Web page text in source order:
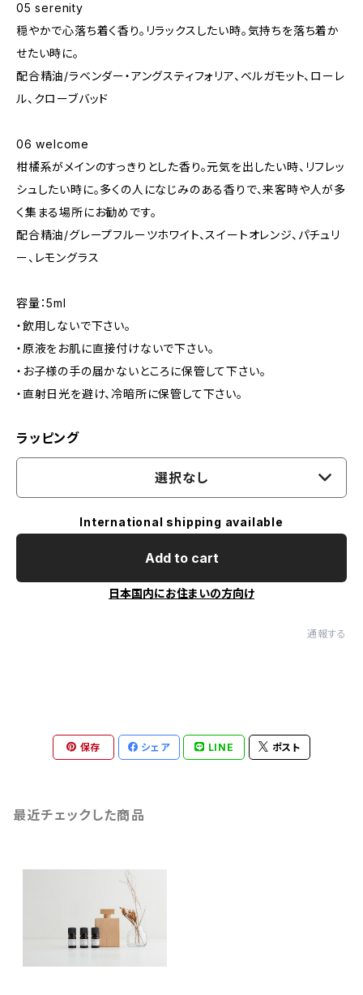
05 serenity
穏やかで心落ち着く香り。リラックスしたい時。気持ちを落ち着か
せたい時に。
配合精油/ラベンダー・アングスティフォリア、ベルガモット、ローレ
ル、クローブバッド
06 welcome
柑橘系がメインのすっきりとした香り。元気を出したい時、リフレッ
シュしたい時に。多くの人になじみのある香りで、来客時や人が多
く集まる場所にお勧めです。
配合精油/グレープフルーツホワイト、スイートオレンジ、パチュリ
ー、レモングラス
容量：5ml
・飲用しないで下さい。
・原液をお肌に直接付けないで下さい。
・お子様の手の届かないところに保管して下さい。
・直射日光を避け、冷暗所に保管して下さい。
ラッピング
選択なし
International shipping available
Add to cart
日本国内にお住まいの方向け
通報する
保存 シェア LINE ポスト
最近チェックした商品